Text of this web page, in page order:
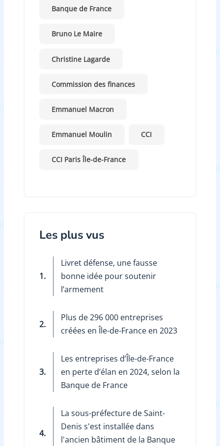
Banque de France
Bruno Le Maire
Christine Lagarde
Commission des finances
Emmanuel Macron
Emmanuel Moulin CCI
CCI Paris Île-de-France
Les plus vus
1.
Livret défense, une fausse
bonne idée pour soutenir
l’armement
2.
Plus de 296 000 entreprises
créées en Île-de-France en 2023
3.
Les entreprises d’Île-de-France
en perte d’élan en 2024, selon la
Banque de France
4.
La sous-préfecture de Saint-
Denis s'est installée dans
l'ancien bâtiment de la Banque